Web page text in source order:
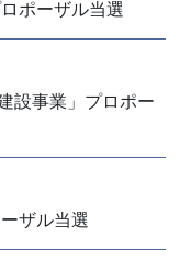
ポーザル当選
設事業」プロポー
ザル当選